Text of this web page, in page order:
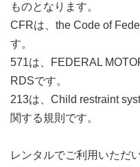
ものとなります。
CFRは、the Code of
す。
571は、FEDERAL
RDSです。
213は、Child restraint
関する規則です。
レンタルでご利用いただ